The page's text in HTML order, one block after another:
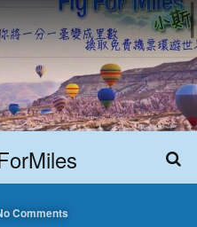
Comments